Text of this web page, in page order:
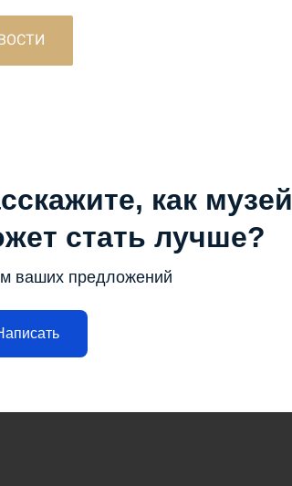
как музей
стать лучше?
ваших предложений